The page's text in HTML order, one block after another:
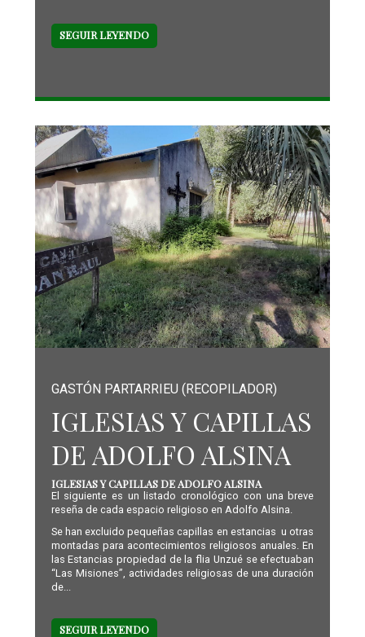
SEGUIR LEYENDO
GASTÓN PARTARRIEU (RECOPILADOR)
IGLESIAS Y CAPILLAS
DE ADOLFO ALSINA
IGLESIAS Y CAPILLAS DE ADOLFO ALSINA
El siguiente es un listado cronológico con una breve
reseña de cada espacio religioso en Adolfo Alsina.
Se han excluido pequeñas capillas en estancias u otras
montadas para acontecimientos religiosos anuales. En
las Estancias propiedad de la flia Unzué se efectuaban
“Las Misiones”, actividades religiosas de una duración
de...
SEGUIR LEYENDO